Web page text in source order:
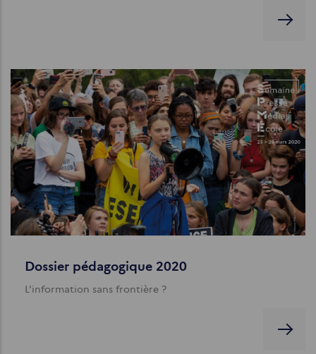
Dossier pédagogique 2020
L'information sans frontière ?